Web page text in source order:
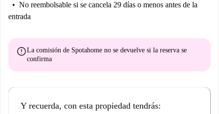
No reembolsable si se cancela 29 días o menos antes de la
entrada
errorLa comisión de Spotahome no se devuelve si la reserva se
confirma
Y recuerda, con esta propiedad tendrás: